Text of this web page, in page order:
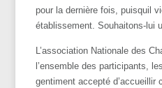
pour la dernière fois, puisquil
établissement. Souhaitons-lui
L’association Nationale des
l’ensemble des participants,
gentiment accepté d’accueillir